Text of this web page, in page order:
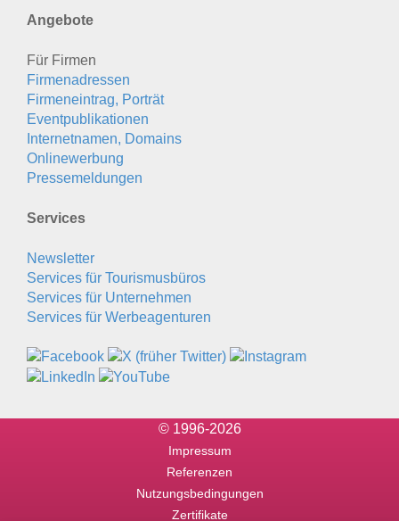
Angebote
Für Firmen
Firmenadressen
Firmeneintrag, Porträt
Eventpublikationen
Internetnamen, Domains
Onlinewerbung
Pressemeldungen
Services
Newsletter
Services für Tourismusbüros
Services für Unternehmen
Services für Werbeagenturen
© 1996-2026
Impressum
Referenzen
Nutzungsbedingungen
Zertifikate